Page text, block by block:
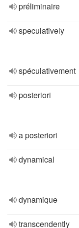
préliminaire
speculatively
spéculativement
posteriori
a posteriori
dynamical
dynamique
transcendently